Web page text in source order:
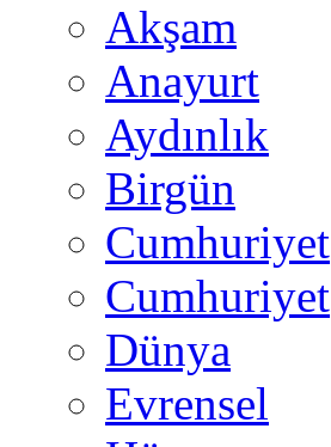
Akşam
Anayurt
Aydınlık
Birgün
Cumhuriyet
Cumhuriyet
Dünya
Evrensel